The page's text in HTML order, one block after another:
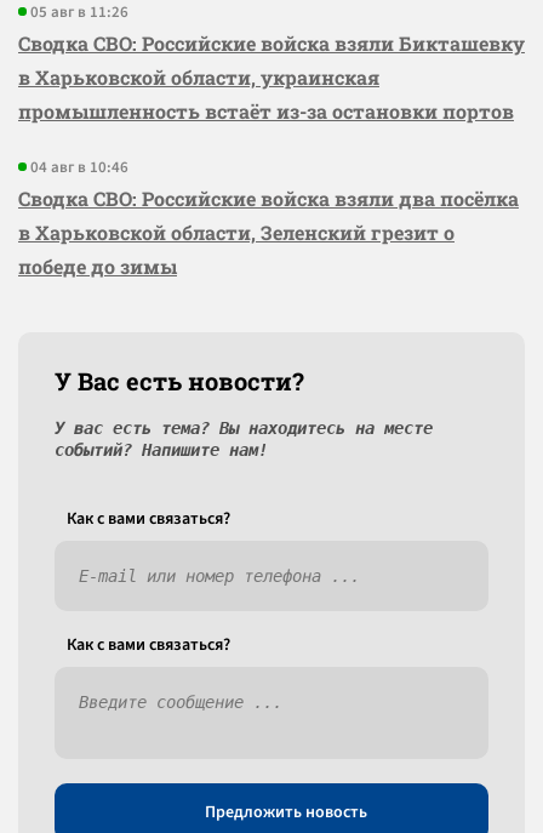
05 авг в 11:26
Сводка СВО: Российские войска взяли Бикташевку
в Харьковской области, украинская
промышленность встаёт из-за остановки портов
04 авг в 10:46
Сводка СВО: Российские войска взяли два посёлка
в Харьковской области, Зеленский грезит о
победе до зимы
У Вас есть новости?
У вас есть тема? Вы находитесь на месте
событий? Напишите нам!
Как c вами связаться?
Как c вами связаться?
Предложить новость